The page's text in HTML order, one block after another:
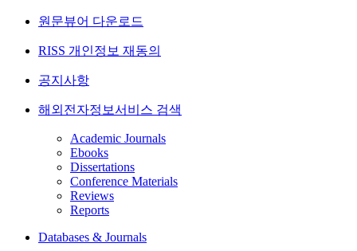
원문뷰어 다운로드
RISS 개인정보 재동의
공지사항
해외전자정보서비스 검색
Academic Journals
Ebooks
Dissertations
Conference Materials
Reviews
Reports
Databases & Journals